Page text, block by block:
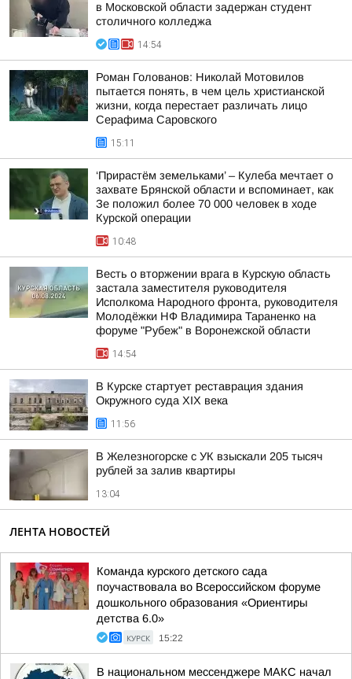
в Московской области задержан студент
столичного колледжа
14:54
Роман Голованов: Николай Мотовилов
пытается понять, в чем цель христианской
жизни, когда перестает различать лицо
Серафима Саровского
15:11
‘Прирастём земельками’ – Кулеба мечтает о
захвате Брянской области и вспоминает, как
Зе положил более 70 000 человек в ходе
Курской операции
10:48
Весть о вторжении врага в Курскую область
застала заместителя руководителя
Исполкома Народного фронта, руководителя
Молодёжки НФ Владимира Тараненко на
форуме "Рубеж" в Воронежской области
14:54
В Курске стартует реставрация здания
Окружного суда XIX века
11:56
В Железногорске с УК взыскали 205 тысяч
рублей за залив квартиры
13:04
ЛЕНТА НОВОСТЕЙ
Команда курского детского сада
поучаствовала во Всероссийском форуме
дошкольного образования «Ориентиры
детства 6.0»
КУРСК 15:22
В национальном мессенджере МАКС начал